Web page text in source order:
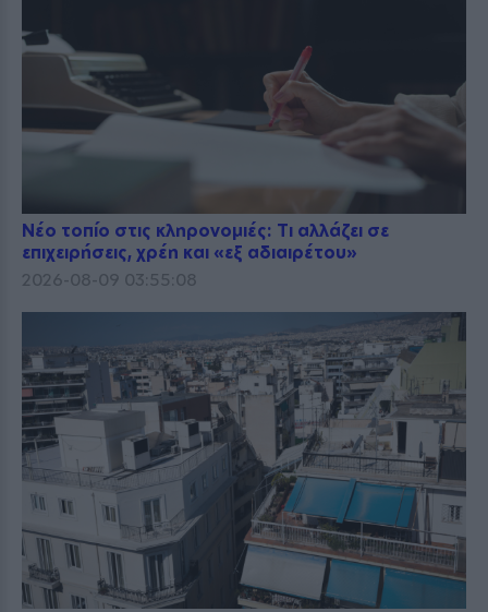
Νέο τοπίο στις κληρονομιές: Τι αλλάζει σε
επιχειρήσεις, χρέη και «εξ αδιαιρέτου»
2026-08-09 03:55:08